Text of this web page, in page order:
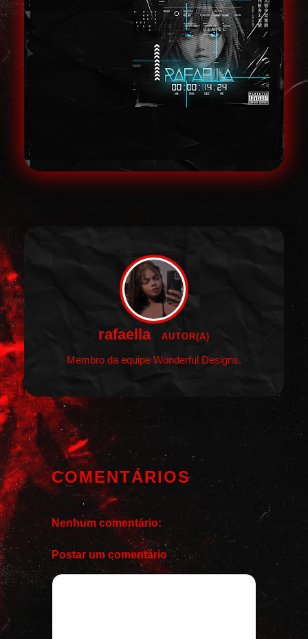
rafaella AUTOR(A)
Membro da equipe Wonderful Designs.
COMENTÁRIOS
Nenhum comentário:
Postar um comentário